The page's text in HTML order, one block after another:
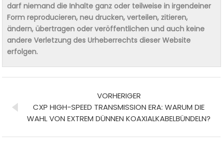
darf niemand die Inhalte ganz oder teilweise in irgendeiner
Form reproducieren, neu drucken, verteilen, zitieren,
ändern, übertragen oder veröffentlichen und auch keine
andere Verletzung des Urheberrechts dieser Website
erfolgen.
VORHERIGER
CXP HIGH-SPEED TRANSMISSION ERA: WARUM DIE
WAHL VON EXTREM DÜNNEN KOAXIALKABELBÜNDELN?